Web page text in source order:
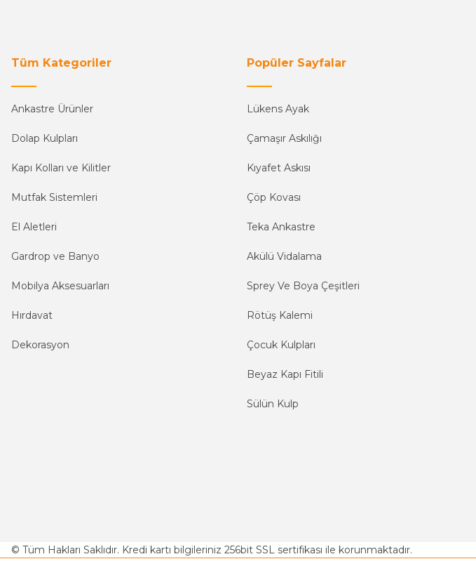
Tüm Kategoriler
Ankastre Ürünler
Dolap Kulpları
Kapı Kolları ve Kilitler
Mutfak Sistemleri
El Aletleri
Gardrop ve Banyo
Mobilya Aksesuarları
Hırdavat
Dekorasyon
Popüler Sayfalar
Lükens Ayak
Çamaşır Askılığı
Kıyafet Askısı
Çöp Kovası
Teka Ankastre
Akülü Vidalama
Sprey Ve Boya Çeşitleri
Rötüş Kalemi
Çocuk Kulpları
Beyaz Kapı Fitili
Sülün Kulp
© Tüm Hakları Saklıdır. Kredi kartı bilgileriniz 256bit SSL sertifikası ile korunmaktadır.